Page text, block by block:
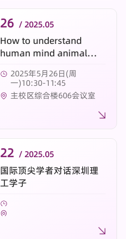
26 / 2025.05
How to understand
human mind animal
cortex
2025年5月26日(周
一)10:30-11:45
主校区综合楼606会议室
22 / 2025.05
国际顶尖学者对话深圳理
工学子